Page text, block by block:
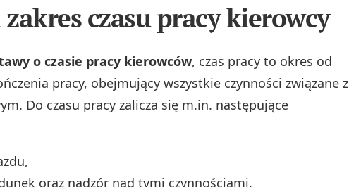
czasu pracy kierowcy
o czasie pracy kierowców, czas pracy to okres od
pracy, obejmujący wszystkie czynności związane z
Do czasu pracy zalicza się m.in. następujące
oraz nadzór nad tymi czynnościami,